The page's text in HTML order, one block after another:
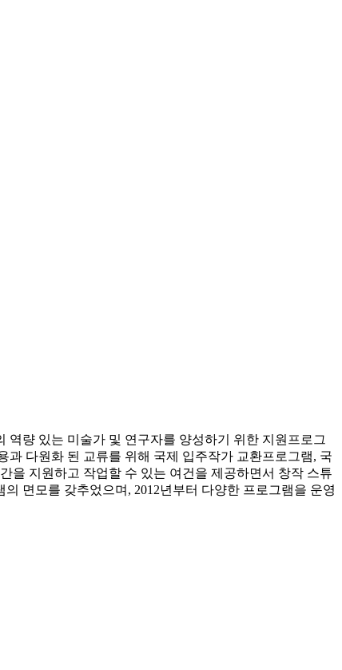
량 있는 미술가 및 연구자를 양성하기 위한 지원프로그
다원화 된 교류를 위해 국제 입주작가 교환프로그램, 국
을 지원하고 작업할 수 있는 여건을 제공하면서 창작 스튜
면모를 갖추었으며, 2012년부터 다양한 프로그램을 운영